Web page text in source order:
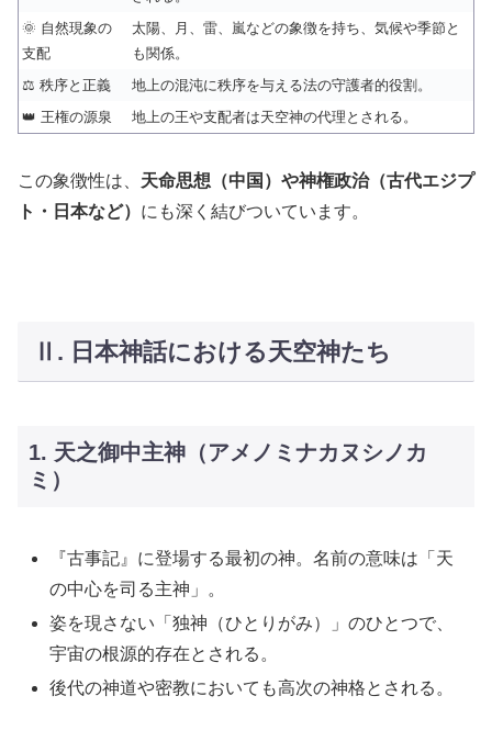
🌞 自然現象の
支配
太陽、月、雷、嵐などの象徴を持ち、気候や季節と
も関係。
⚖️ 秩序と正義
地上の混沌に秩序を与える法の守護者的役割。
👑 王権の源泉
地上の王や支配者は天空神の代理とされる。
この象徴性は、 天命思想（中国）や神権政治（古代エジプ
ト・日本など） にも深く結びついています。
Ⅱ. 日本神話における天空神たち
1. 天之御中主神（アメノミナカヌシノカ
ミ）
『古事記』に登場する最初の神。名前の意味は「天
の中心を司る主神」。
姿を現さない「独神（ひとりがみ）」のひとつで、
宇宙の根源的存在とされる。
後代の神道や密教においても高次の神格とされる。